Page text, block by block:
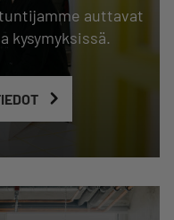
auttavat
kysymyksissä.